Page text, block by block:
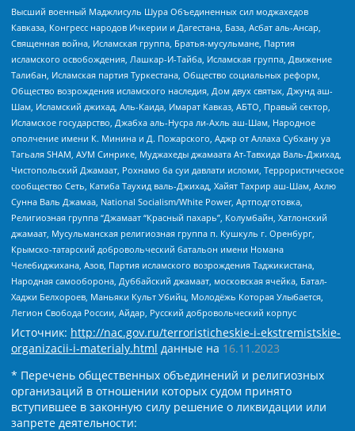
Высший военный Маджлисуль Шура Объединенных сил моджахедов
Кавказа, Конгресс народов Ичкерии и Дагестана, База, Асбат аль-Ансар,
Священная война, Исламская группа, Братья-мусульмане, Партия
исламского освобождения, Лашкар-И-Тайба, Исламская группа, Движение
Талибан, Исламская партия Туркестана, Общество социальных реформ,
Общество возрождения исламского наследия, Дом двух святых, Джунд аш-
Шам, Исламский джихад, Аль-Каида, Имарат Кавказ, АБТО, Правый сектор,
Исламское государство, Джабха аль-Нусра ли-Ахль аш-Шам, Народное
ополчение имени К. Минина и Д. Пожарского, Аджр от Аллаха Субхану уа
Тагьаля SHAM, АУМ Синрике, Муджахеды джамаата Ат-Тавхида Валь-Джихад,
Чистопольский Джамаат, Рохнамо ба суи давлати исломи, Террористическое
сообщество Сеть, Катиба Таухид валь-Джихад, Хайят Тахрир аш-Шам, Ахлю
Сунна Валь Джамаа, National Socialism/White Power, Артподготовка,
Религиозная группа “Джамаат “Красный пахарь”, Колумбайн, Хатлонский
джамаат, Мусульманская религиозная группа п. Кушкуль г. Оренбург,
Крымско-татарский добровольческий батальон имени Номана
Челебиджихана, Азов, Партия исламского возрождения Таджикистана,
Народная самооборона, Дуббайский джамаат, московская ячейка, Батал-
Хаджи Белхороев, Маньяки Культ Убийц, Молодёжь Которая Улыбается,
Легион Свобода России, Айдар, Русский добровольческий корпус
Источник: http://nac.gov.ru/terroristicheskie-i-ekstremistskie-
organizacii-i-materialy.html данные на 16.11.2023
* Перечень общественных объединений и религиозных
организаций в отношении которых судом принято
вступившее в законную силу решение о ликвидации или
запрете деятельности: